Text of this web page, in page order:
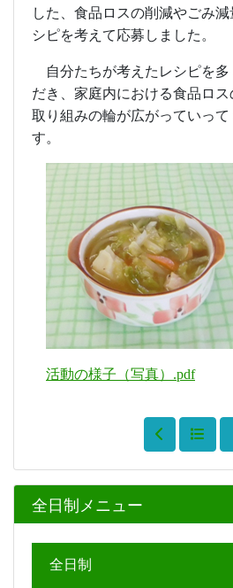
した、食品ロスの削減やごみ
シピを考えて応募しました。
自分たちが考えたレシピを
だき、家庭内における食品ロ
取り組みの輪が広がっていっ
す。
活動の様子（写真）.pdf
全日制メニュー
全日制